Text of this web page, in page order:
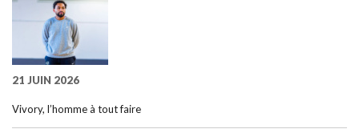
21 JUIN 2026
Vivory, l’homme à tout faire